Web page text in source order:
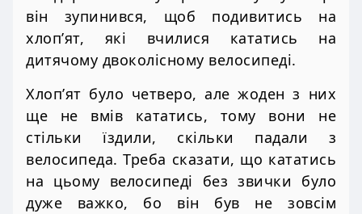
він зупинився, щоб подивитись на
хлоп’ят, які вчилися кататись на
дитячому двоколісному велосипеді.
Хлоп’ят було четверо, але жоден з них
ще не вмів кататись, тому вони не
стільки їздили, скільки падали з
велосипеда. Треба сказати, що кататись
на цьому велосипеді без звички було
дуже важко, бо він був не зовсім